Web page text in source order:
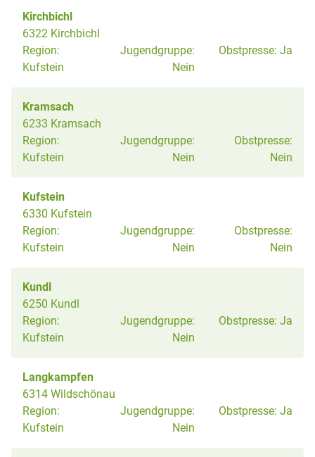
Kirchbichl
6322 Kirchbichl
Region:
Kufstein
Jugendgruppe:
Nein
Obstpresse: Ja
Kramsach
6233 Kramsach
Region:
Kufstein
Jugendgruppe:
Nein
Obstpresse:
Nein
Kufstein
6330 Kufstein
Region:
Kufstein
Jugendgruppe:
Nein
Obstpresse:
Nein
Kundl
6250 Kundl
Region:
Kufstein
Jugendgruppe:
Nein
Obstpresse: Ja
Langkampfen
6314 Wildschönau
Region:
Kufstein
Jugendgruppe:
Nein
Obstpresse: Ja